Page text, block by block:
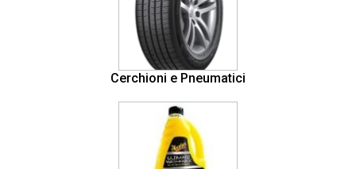
Cerchioni e Pneumatici